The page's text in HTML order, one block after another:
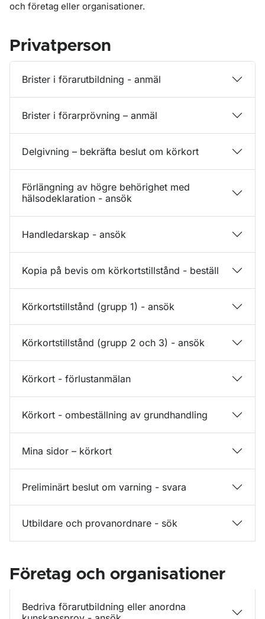
och företag eller organisationer.
Privatperson
Brister i förarutbildning - anmäl
Brister i förarprövning – anmäl
Delgivning – bekräfta beslut om körkort
Förlängning av högre behörighet med
hälsodeklaration - ansök
Handledarskap - ansök
Kopia på bevis om körkortstillstånd - beställ
Körkortstillstånd (grupp 1) - ansök
Körkortstillstånd (grupp 2 och 3) - ansök
Körkort - förlustanmälan
Körkort - ombeställning av grundhandling
Mina sidor – körkort
Preliminärt beslut om varning - svara
Utbildare och provanordnare - sök
Företag och organisationer
Bedriva förarutbildning eller anordna